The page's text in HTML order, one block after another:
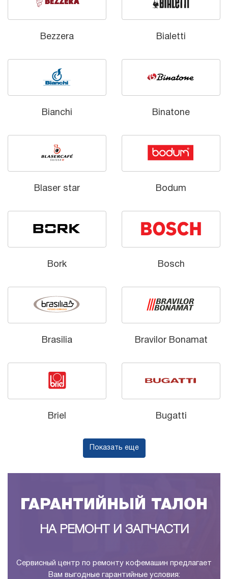
Bezzera Bialetti
Bianchi Binatone
Blaser star Bodum
Bork Bosch
Brasilia Bravilor Bonamat
Briel Bugatti
Показать еще
ГАРАНТИЙНЫЙ ТАЛОН
НА РЕМОНТ И ЗАПЧАСТИ
Сервисный центр по ремонту кофемашин предлагает
Вам выгодные гарантийные условия: